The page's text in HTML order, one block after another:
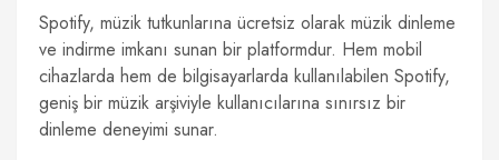
Spotify, müzik tutkunlarına ücretsiz olarak müzik dinleme
ve indirme imkanı sunan bir platformdur. Hem mobil
cihazlarda hem de bilgisayarlarda kullanılabilen Spotify,
geniş bir müzik arşiviyle kullanıcılarına sınırsız bir
dinleme deneyimi sunar.